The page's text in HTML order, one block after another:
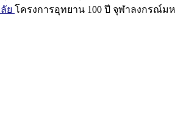
ย โครงการอุทยาน 100 ปี จุฬาลงกรณ์ม